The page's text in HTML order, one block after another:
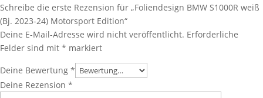
Schreibe die erste Rezension für „Foliendesign BMW S1000R weiß
(Bj. 2023-24) Motorsport Edition“
Deine E-Mail-Adresse wird nicht veröffentlicht. Erforderliche
Felder sind mit * markiert
Deine Bewertung *
Deine Rezension *